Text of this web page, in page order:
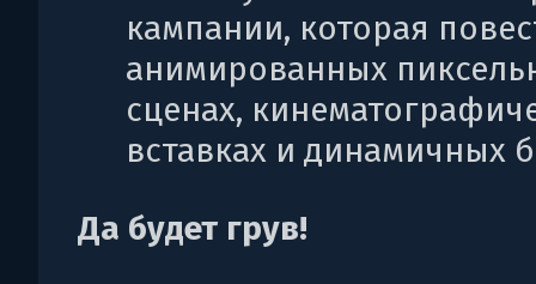
кампании, которая
анимированных
сценах,
вставках и динамичных
Да будет грув!